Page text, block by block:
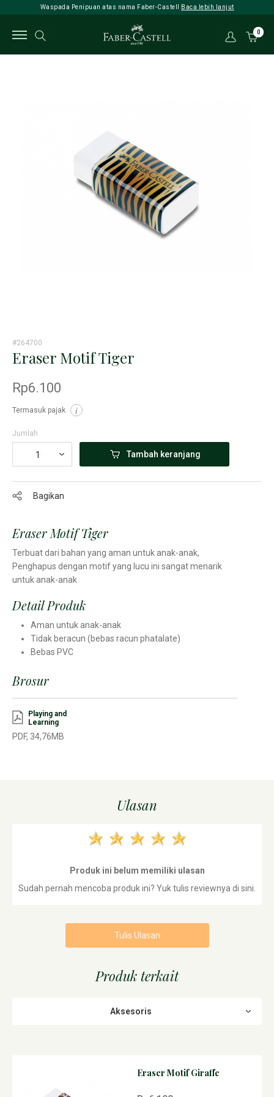
Waspada Penipuan atas nama Faber-Castell Baca lebih lanjut
0
#264700
Eraser Motif Tiger
Rp6.100
Termasuk pajak i
Jumlah
Tambah keranjang
Bagikan
Eraser Motif Tiger
Terbuat dari bahan yang aman untuk anak-anak,
Penghapus dengan motif yang lucu ini sangat menarik
untuk anak-anak
Detail Produk
Aman untuk anak-anak
Tidak beracun (bebas racun phatalate)
Bebas PVC
Brosur
Playing and
Learning
PDF, 34,76MB
Ulasan
Produk ini belum memiliki ulasan
Sudah pernah mencoba produk ini? Yuk tulis reviewnya di sini.
Tulis Ulasan
Produk terkait
Aksesoris
Eraser Motif Giraffe